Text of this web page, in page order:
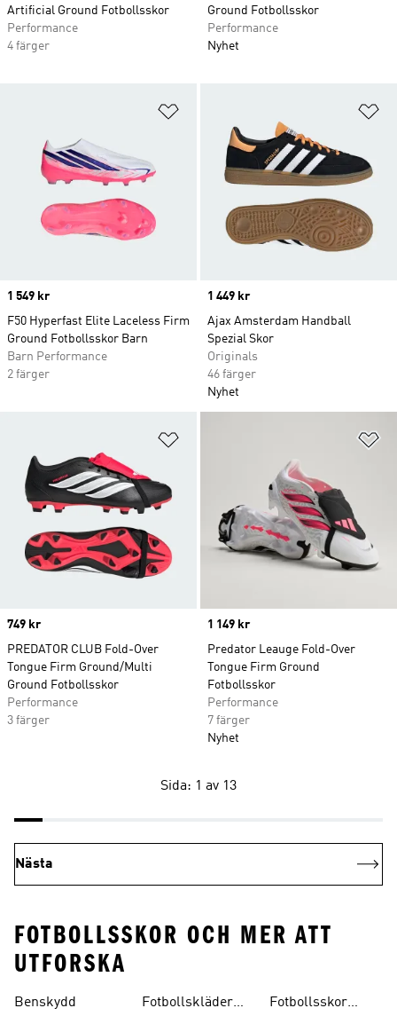
Artificial Ground Fotbollsskor
Performance
4 färger
Ground Fotbollsskor
Performance
Nyhet
Price
1 549 kr
F50 Hyperfast Elite Laceless Firm
Ground Fotbollsskor Barn
Barn Performance
2 färger
Price
1 449 kr
Ajax Amsterdam Handball
Spezial Skor
Originals
46 färger
Nyhet
Price
749 kr
PREDATOR CLUB Fold-Over
Tongue Firm Ground/Multi
Ground Fotbollsskor
Performance
3 färger
Price
1 149 kr
Predator Leauge Fold-Over
Tongue Firm Ground
Fotbollsskor
Performance
7 färger
Nyhet
Sida: 1 av 13
Nästa
FOTBOLLSSKOR OCH MER ATT
UTFORSKA
Benskydd
Fotbollskläder
Fotbollsskor